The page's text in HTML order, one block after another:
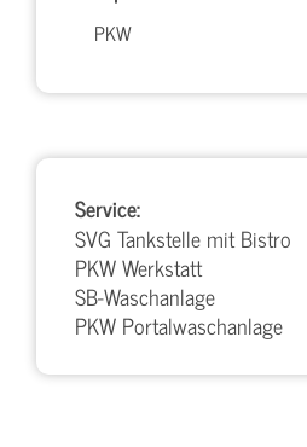
PKW
Service:
SVG Tankstelle mit Bistro
PKW Werkstatt
SB-Waschanlage
PKW Portalwaschanlage